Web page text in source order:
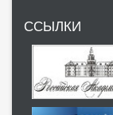
ССЫЛКИ